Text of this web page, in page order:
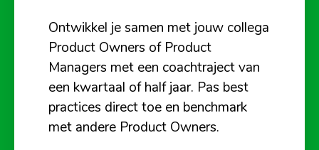
Ontwikkel je samen met jouw collega
Product Owners of Product
Managers met een coachtraject van
een kwartaal of half jaar. Pas best
practices direct toe en benchmark
met andere Product Owners.